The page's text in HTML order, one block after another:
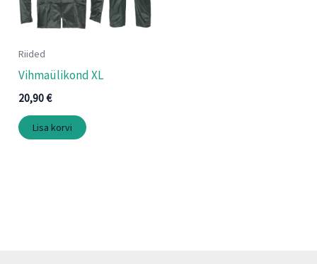
Riided
Vihmaülikond XL
20,90€
Lisa korvi